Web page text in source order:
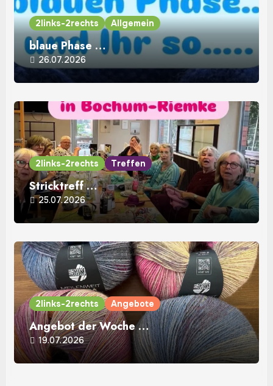
2links-2rechts Allgemein
blaue Phase …
26.07.2026
2links-2rechts Treffen
Stricktreff …
25.07.2026
2links-2rechts Angebote
Angebot der Woche …
19.07.2026